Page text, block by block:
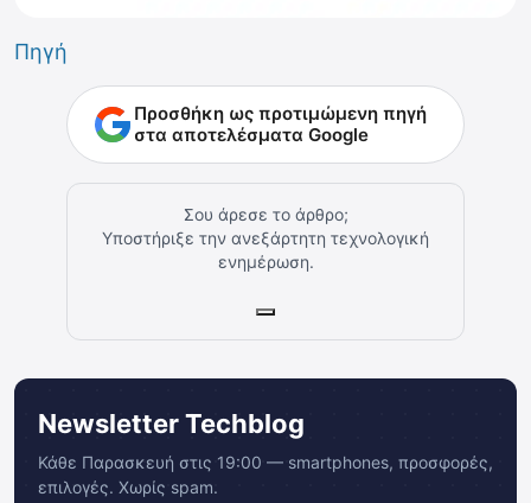
Πηγή
Προσθήκη ως προτιμώμενη πηγή
στα αποτελέσματα Google
Σου άρεσε το άρθρο;
Υποστήριξε την ανεξάρτητη τεχνολογική
ενημέρωση.
Newsletter Techblog
Κάθε Παρασκευή στις 19:00 — smartphones, προσφορές,
επιλογές. Χωρίς spam.